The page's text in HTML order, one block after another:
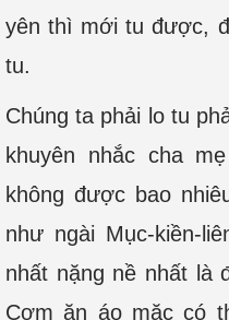
yên thì mới tu được,
tu.
Chúng ta phải lo tu
khuyên nhắc cha
không được bao
như ngài Mục-kiền-
nhất nặng nề nhất là
Cơm ăn áo mặc có